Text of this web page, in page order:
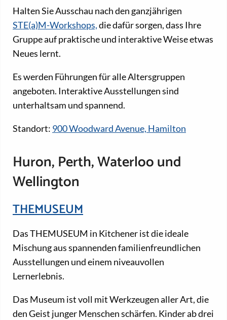
Halten Sie Ausschau nach den ganzjährigen
STE(a)M-Workshops,die dafür sorgen, dass Ihre
Gruppe auf praktische und interaktive Weise etwas
Neues lernt.
Es werden Führungen für alle Altersgruppen
angeboten. Interaktive Ausstellungen sind
unterhaltsam und spannend.
Standort: 900 Woodward Avenue, Hamilton
Huron, Perth, Waterloo und
Wellington
THEMUSEUM
Das THEMUSEUM in Kitchener ist die ideale
Mischung aus spannenden familienfreundlichen
Ausstellungen und einem niveauvollen
Lernerlebnis.
Das Museum ist voll mit Werkzeugen aller Art, die
den Geist junger Menschen schärfen. Kinder ab drei